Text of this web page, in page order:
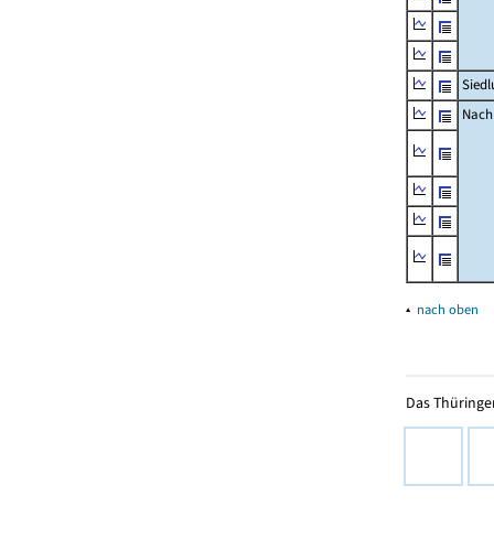
▴ nach oben
Das